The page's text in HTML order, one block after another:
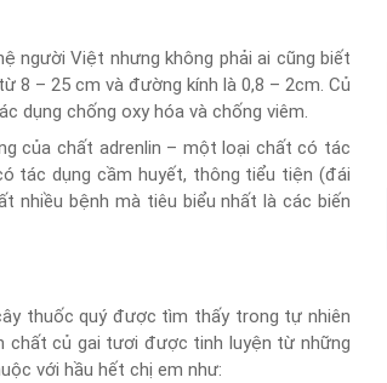
người Việt nhưng không phải ai cũng biết
8 – 25 cm và đường kính là 0,8 – 2cm. Củ
dụng chống oxy hóa và chống viêm.
của chất adrenlin – một loại chất có tác
tác dụng cầm huyết, thông tiểu tiện (đái
bệnh mà tiêu biểu nhất là các biến
thuốc quý được tìm thấy trong tự nhiên
chất củ gai tươi được tinh luyện từ những
với hầu hết chị em như: